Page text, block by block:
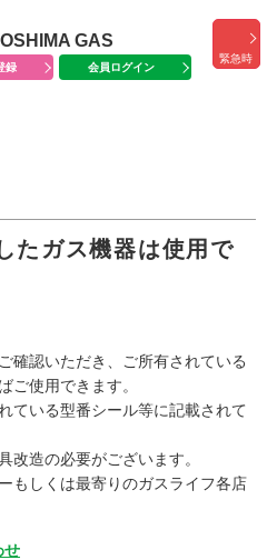
録 会員ログイン
緊急時
たガス機器は使用で
確認いただき、ご所有されている
ご使用できます。
ている型番シール等に記載されて
改造の必要がございます。
もしくは最寄りのガスライフ各店
せ